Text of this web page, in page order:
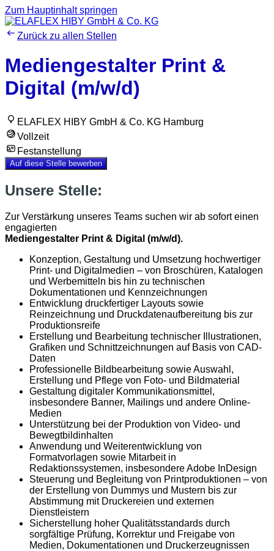
Zum Hauptinhalt springen
Zurück zu allen Stellen
Mediengestalter Print &
Digital (m/w/d)
ELAFLEX HIBY GmbH & Co. KG Hamburg
Vollzeit
Festanstellung
Auf diese Stelle bewerben
Unsere Stelle:
Zur Verstärkung unseres Teams suchen wir ab sofort einen
engagierten
Mediengestalter Print & Digital (m/w/d).
Konzeption, Gestaltung und Umsetzung hochwertiger
Print- und Digitalmedien – von Broschüren, Katalogen
und Werbemitteln bis hin zu technischen
Dokumentationen und Kennzeichnungen
Entwicklung druckfertiger Layouts sowie
Reinzeichnung und Druckdatenaufbereitung bis zur
Produktionsreife
Erstellung und Bearbeitung technischer Illustrationen,
Grafiken und Schnittzeichnungen auf Basis von CAD-
Daten
Professionelle Bildbearbeitung sowie Auswahl,
Erstellung und Pflege von Foto- und Bildmaterial
Gestaltung digitaler Kommunikationsmittel,
insbesondere Banner, Mailings und andere Online-
Medien
Unterstützung bei der Produktion von Video- und
Bewegtbildinhalten
Anwendung und Weiterentwicklung von
Formatvorlagen sowie Mitarbeit in
Redaktionssystemen, insbesondere Adobe InDesign
Steuerung und Begleitung von Printproduktionen – von
der Erstellung von Dummys und Mustern bis zur
Abstimmung mit Druckereien und externen
Dienstleistern
Sicherstellung hoher Qualitätsstandards durch
sorgfältige Prüfung, Korrektur und Freigabe von
Medien, Dokumentationen und Druckerzeugnissen